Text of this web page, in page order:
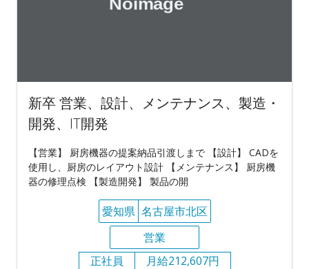
新卒 営業、設計、メンテナンス、製造・
開発、IT開発
【営業】 厨房機器の提案納品引渡しまで 【設計】 CADを
使用し、厨房のレイアウト設計 【メンテナンス】 厨房機
器の修理点検 【製造開発】 製品の開
愛知県 名古屋市北区
営業
正社員
月給212,607円